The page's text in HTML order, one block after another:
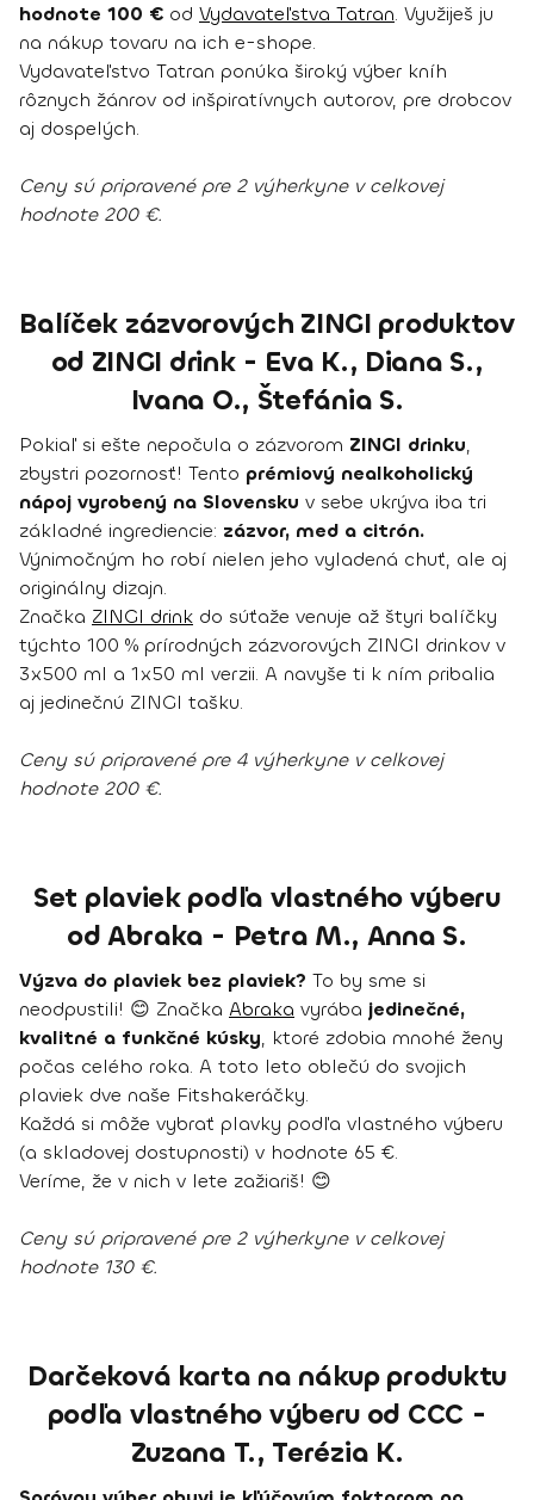
hodnote 100 € od Vydavateľstva Tatran. Využiješ ju
na nákup tovaru na ich e-shope.
Vydavateľstvo Tatran ponúka široký výber kníh
rôznych žánrov od inšpiratívnych autorov, pre drobcov
aj dospelých.
Ceny sú pripravené pre 2 výherkyne v celkovej
hodnote 200 €.
Balíček zázvorových ZINGI produktov
od ZINGI drink - Eva K., Diana S.,
Ivana O., Štefánia S.
Pokiaľ si ešte nepočula o zázvorom ZINGI drinku,
zbystri pozornosť! Tento prémiový nealkoholický
nápoj vyrobený na Slovensku v sebe ukrýva iba tri
základné ingrediencie: zázvor, med a citrón.
Výnimočným ho robí nielen jeho vyladená chuť, ale aj
originálny dizajn.
Značka ZINGI drink do súťaže venuje až štyri balíčky
týchto 100 % prírodných zázvorových ZINGI drinkov v
3x500 ml a 1x50 ml verzii. A navyše ti k ním pribalia
aj jedinečnú ZINGI tašku.
Ceny sú pripravené pre 4 výherkyne v celkovej
hodnote 200 €.
Set plaviek podľa vlastného výberu
od Abraka - Petra M., Anna S.
Výzva do plaviek bez plaviek? To by sme si
neodpustili! 😊 Značka Abraka vyrába jedinečné,
kvalitné a funkčné kúsky, ktoré zdobia mnohé ženy
počas celého roka. A toto leto oblečú do svojich
plaviek dve naše Fitshakeráčky.
Každá si môže vybrať plavky podľa vlastného výberu
(a skladovej dostupnosti) v hodnote 65 €.
Veríme, že v nich v lete zažiariš! 😊
Ceny sú pripravené pre 2 výherkyne v celkovej
hodnote 130 €.
Darčeková karta na nákup produktu
podľa vlastného výberu od CCC -
Zuzana T., Terézia K.